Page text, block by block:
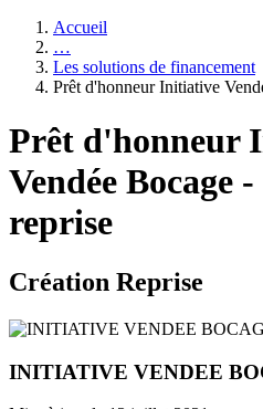
Accueil
…
Les solutions de financement
Prêt d'honneur Initiative
Prêt d'honneur
Vendée Bocage
reprise
Création Reprise
INITIATIVE VENDEE